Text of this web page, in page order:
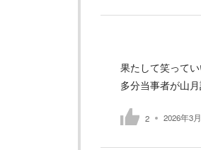
果たして笑って
多分当事者が山
2 2026年3